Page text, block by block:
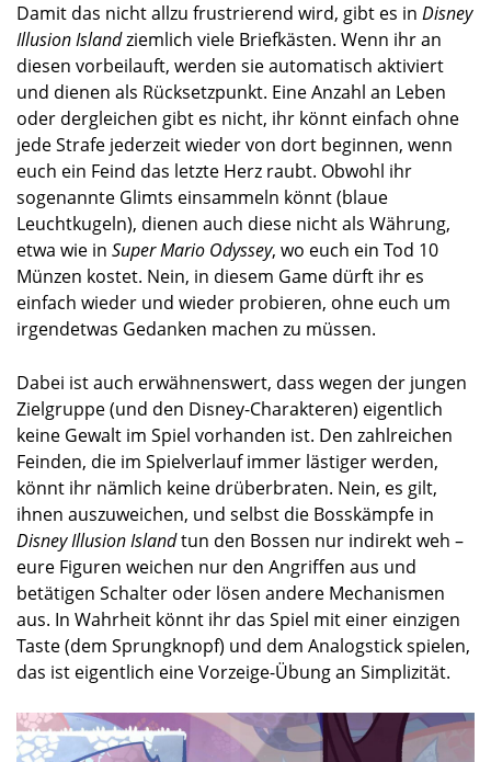
Damit das nicht allzu frustrierend wird, gibt es in Disney
Illusion Islandziemlich viele Briefkästen. Wenn ihr an
diesen vorbeilauft, werden sie automatisch aktiviert
und dienen als Rücksetzpunkt. Eine Anzahl an Leben
oder dergleichen gibt es nicht, ihr könnt einfach ohne
jede Strafe jederzeit wieder von dort beginnen, wenn
euch ein Feind das letzte Herz raubt. Obwohl ihr
sogenannte Glimts einsammeln könnt (blaue
Leuchtkugeln), dienen auch diese nicht als Währung,
etwa wie in Super Mario Odyssey, wo euch ein Tod 10
Münzen kostet. Nein, in diesem Game dürft ihr es
einfach wieder und wieder probieren, ohne euch um
irgendetwas Gedanken machen zu müssen.
Dabei ist auch erwähnenswert, dass wegen der jungen
Zielgruppe (und den Disney-Charakteren) eigentlich
keine Gewalt im Spiel vorhanden ist. Den zahlreichen
Feinden, die im Spielverlauf immer lästiger werden,
könnt ihr nämlich keine drüberbraten. Nein, es gilt,
ihnen auszuweichen, und selbst die Bosskämpfe in
Disney Illusion Islandtun den Bossen nur indirekt weh –
eure Figuren weichen nur den Angriffen aus und
betätigen Schalter oder lösen andere Mechanismen
aus. In Wahrheit könnt ihr das Spiel mit einer einzigen
Taste (dem Sprungknopf) und dem Analogstick spielen,
das ist eigentlich eine Vorzeige-Übung an Simplizität.